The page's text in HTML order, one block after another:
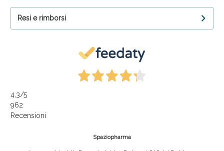
Resi e rimborsi
4,3/5
962
Recensioni
Spaziopharma